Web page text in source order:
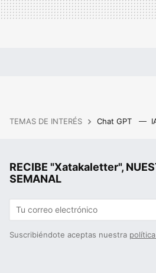
TEMAS DE INTERÉS Chat GPT
RECIBE "Xatakaletter",
SEMANAL
Suscribiéndote aceptas nuestra